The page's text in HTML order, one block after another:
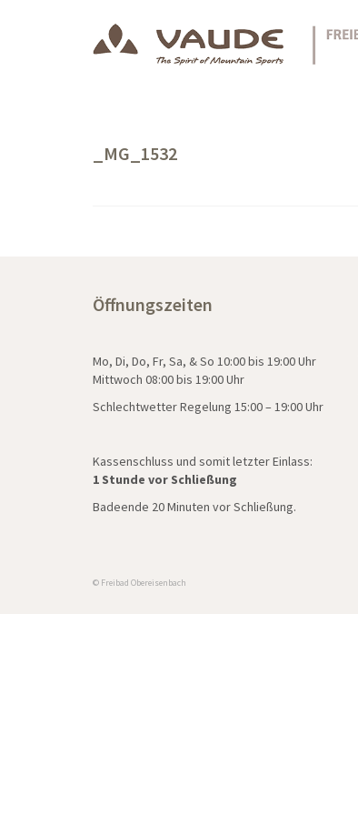
_MG_1532
Öffnungszeiten
Mo, Di, Do, Fr, Sa, & So 10:00 bis 19:00 Uhr
Mittwoch 08:00 bis 19:00 Uhr
Schlechtwetter Regelung 15:00 – 19:00 Uhr
Kassenschluss und somit letzter Einlass:
1 Stunde vor Schließung
Badeende 20 Minuten vor Schließung.
© Freibad Obereisenbach